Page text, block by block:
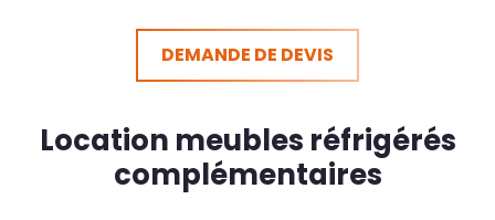
DEMANDE DE DEVIS
Location meubles réfrigérés
complémentaires